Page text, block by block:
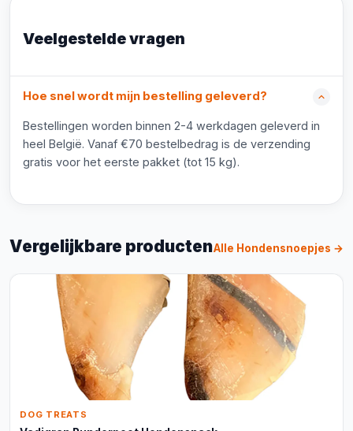
Veelgestelde vragen
Hoe snel wordt mijn bestelling geleverd?
Bestellingen worden binnen 2-4 werkdagen geleverd in
heel België. Vanaf €70 bestelbedrag is de verzending
gratis voor het eerste pakket (tot 15 kg).
Vergelijkbare productenAlle Hondensnoepjes →
DOG TREATS